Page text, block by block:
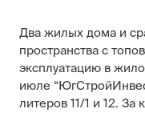
Два жилых дома и
пространства с
эксплуатацию в
июле
литеров 11/1 и 12.